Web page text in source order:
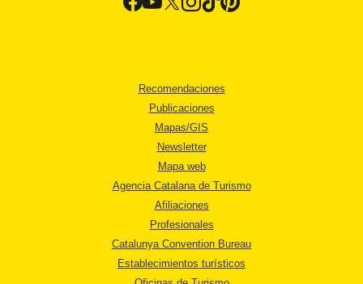
Recomendaciones
Publicaciones
Mapas/GIS
Newsletter
Mapa web
Agencia Catalana de Turismo
Afiliaciones
Profesionales
Catalunya Convention Bureau
Establecimientos turísticos